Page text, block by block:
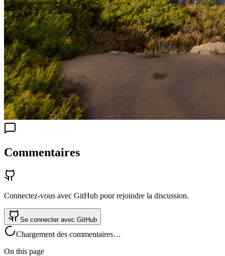
Commentaires
Connectez-vous avec GitHub pour rejoindre la discussion.
Se connecter avec GitHub
Chargement des commentaires…
On this page